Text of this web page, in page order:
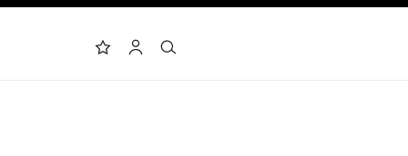
البحث الحسابلائحة الأمنيات